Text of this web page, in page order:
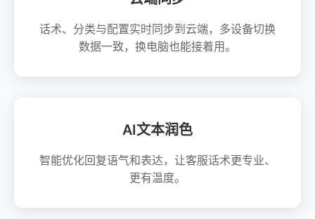
话术、分类与配置实时同步到云端，多设备切换
数据一致，换电脑也能接着用。
AI文本润色
智能优化回复语气和表达，让客服话术更专业、
更有温度。